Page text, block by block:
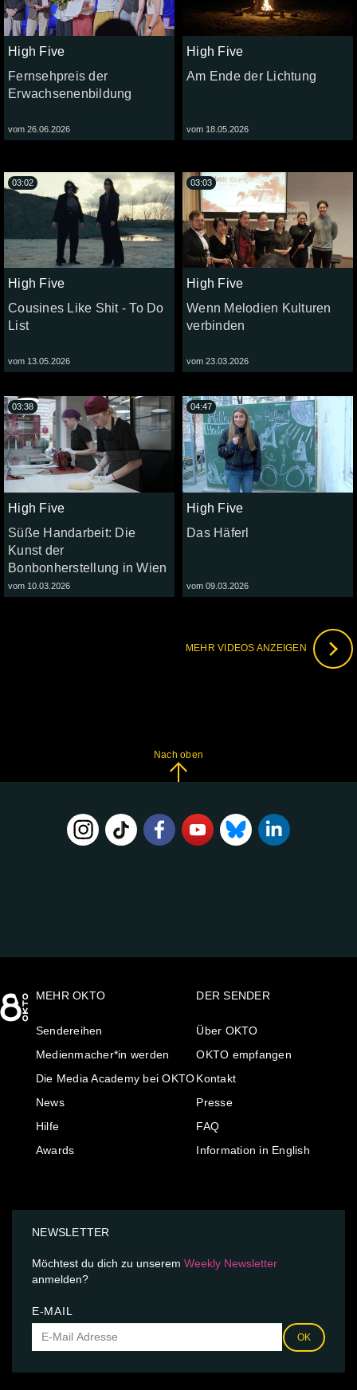
High Five
Fernsehpreis der
Erwachsenenbildung
vom 26.06.2026
High Five
Am Ende der Lichtung
vom 18.05.2026
High Five
Cousines Like Shit - To Do
List
vom 13.05.2026
03:02
High Five
Wenn Melodien Kulturen
verbinden
vom 23.03.2026
03:03
High Five
Süße Handarbeit: Die
Kunst der
Bonbonherstellung in Wien
vom 10.03.2026
03:38
High Five
Das Häferl
vom 09.03.2026
04:47
MEHR VIDEOS ANZEIGEN
Nach oben
MEHR OKTO
Sendereihen
Medienmacher*in werden
Die Media Academy bei OKTO
News
Hilfe
Awards
DER SENDER
Über OKTO
OKTO empfangen
Kontakt
Presse
FAQ
Information in English
NEWSLETTER
Möchtest du dich zu unserem Weekly Newsletter
anmelden?
E-MAIL
OK